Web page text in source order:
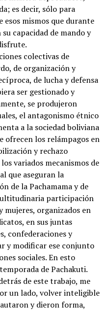
es decir, sólo para
esos mismos que durante
su capacidad de mando y
colectivas de
de organización y
de lucha y defensa
ser gestionado y
se produjeron
el antagonismo étnico
a la sociedad boliviana
ofrecen los relámpagos en
y rechazo
variados mecanismos de
que aseguran la
de la Pachamama y de
participación
mujeres, organizados en
en sus juntas
confederaciones y
y modificar ese conjunto
sociales. En esto
de Pachakuti.
de este trabajo, me
un lado, volver inteligible
y dieron forma,